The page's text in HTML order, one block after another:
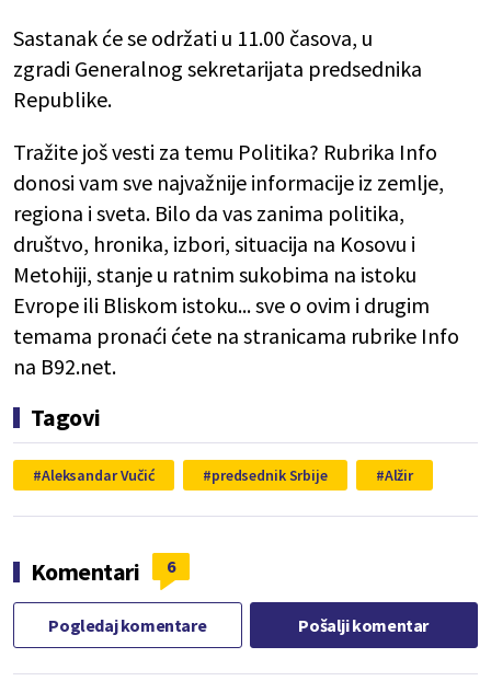
Sastanak će se održati u 11.00 časova, u
zgradi Generalnog sekretarijata predsednika
Republike.
Tražite još vesti za temu Politika? Rubrika Info
donosi vam sve najvažnije informacije iz zemlje,
regiona i sveta. Bilo da vas zanima politika,
društvo, hronika, izbori, situacija na Kosovu i
Metohiji, stanje u ratnim sukobima na istoku
Evrope ili Bliskom istoku... sve o ovim i drugim
temama pronaći ćete na stranicama rubrike Info
na B92.net.
Tagovi
Aleksandar Vučić predsednik Srbije Alžir
Komentari 6
Pogledaj komentare Pošalji komentar